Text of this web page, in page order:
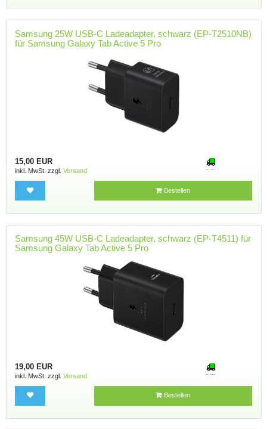
Samsung 25W USB-C Ladeadapter, schwarz (EP-T2510NB)
für Samsung Galaxy Tab Active 5 Pro
15,00 EUR
inkl. MwSt. zzgl. Versand
Bestellen
Samsung 45W USB-C Ladeadapter, schwarz (EP-T4511) für
Samsung Galaxy Tab Active 5 Pro
19,00 EUR
inkl. MwSt. zzgl. Versand
Bestellen